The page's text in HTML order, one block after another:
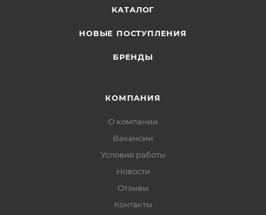
КАТАЛОГ
НОВЫЕ ПОСТУПЛЕНИЯ
БРЕНДЫ
КОМПАНИЯ
О компании
Вакансии
Условия работы
Новости
Отзывы
Контакты